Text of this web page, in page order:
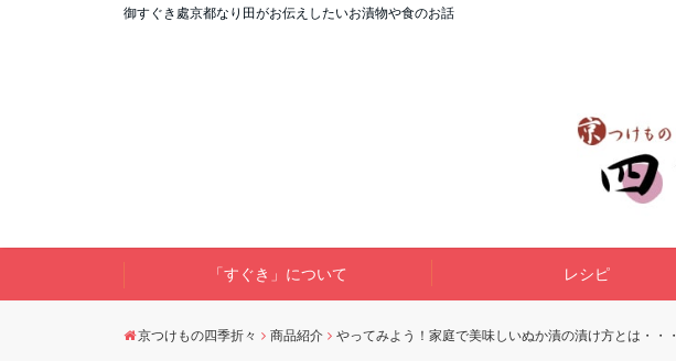
御すぐき處京都なり田がお伝えしたいお漬物や食のお話
「すぐき」について レシピ
京つけもの四季折々 商品紹介 やってみよう！家庭で美味しいぬか漬の漬け方とは・・・